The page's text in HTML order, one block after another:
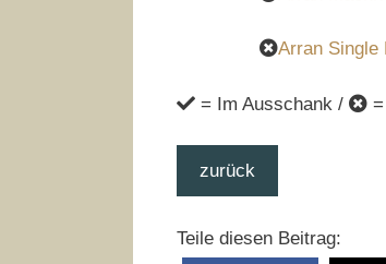
Arran Single
= Im Ausschank /
zurück
Teile diesen Beitrag: